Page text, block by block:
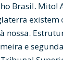
Brasil. Mito!
existem
nossa.
e